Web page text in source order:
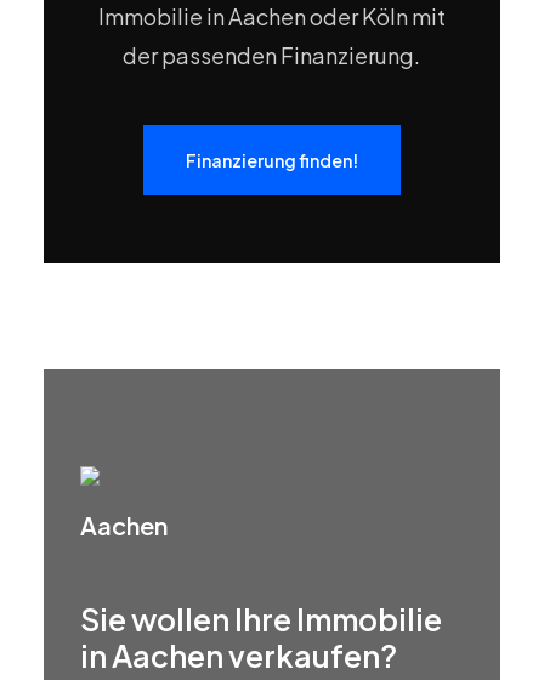
Immobilie in Aachen oder Köln mit
der passenden Finanzierung.
Finanzierung finden!
Aachen
Sie wollen Ihre Immobilie
in Aachen verkaufen?